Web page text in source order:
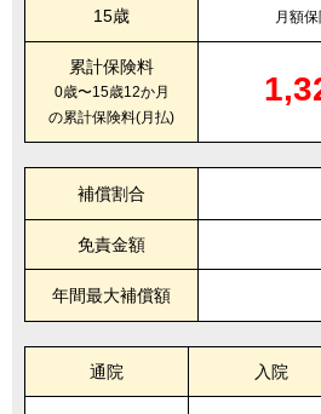
15歳 月額
累計保険料
0歳〜15歳12か月
の累計保険料(月払)
補償割合
免責金額
年間最大補償額
通院 入院